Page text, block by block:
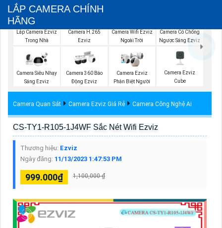
LẮP CAMERA CHÍNH
HÃNG
Lắp Camera Ezviz
Trong Nhà
Camera H.265
Ezviz
Camera Wifi Ezviz
Ngoài Trời
Camera Có Chống
Ngược Sáng Ezviz
Camera Siêu Nhạy
Sáng Ezviz
Camera 360 Báo
Động Ezviz
Camera Ezviz
Phân Biệt Người
Camera Ezviz
Cube
Camera Quan Sát Camera Ezviz Giá Rẻ Camera Công Nghệ Ai
CS-TY1-R105-1J4WF Sắc Nét Wifi Ezviz
Thương hiệu: Ezviz
Ngày đăng: 11/13/2023 1:47:53 PM
999.000₫ 1,100,000 ₫